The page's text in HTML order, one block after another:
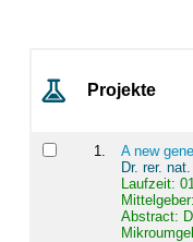
Projekte
1
A new
Dr. rer.
Laufzeit:
Abstract: